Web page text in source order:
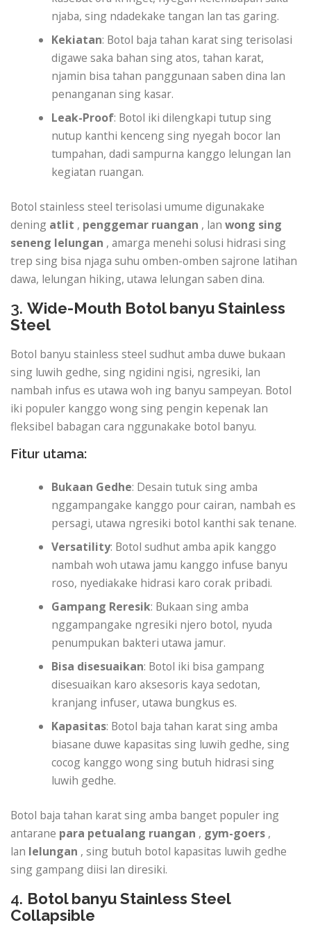
njaba, sing ndadekake tangan lan tas garing.
Kekiatan: Botol baja tahan karat sing terisolasi
digawe saka bahan sing atos, tahan karat,
njamin bisa tahan panggunaan saben dina lan
penanganan sing kasar.
Leak-Proof: Botol iki dilengkapi tutup sing
nutup kanthi kenceng sing nyegah bocor lan
tumpahan, dadi sampurna kanggo lelungan lan
kegiatan ruangan.
Botol stainless steel terisolasi umume digunakake
dening atlit , penggemar ruangan , lan wong sing
seneng lelungan , amarga menehi solusi hidrasi sing
trep sing bisa njaga suhu omben-omben sajrone latihan
dawa, lelungan hiking, utawa lelungan saben dina.
3. Wide-Mouth Botol banyu Stainless
Steel
Botol banyu stainless steel sudhut amba duwe bukaan
sing luwih gedhe, sing ngidini ngisi, ngresiki, lan
nambah infus es utawa woh ing banyu sampeyan. Botol
iki populer kanggo wong sing pengin kepenak lan
fleksibel babagan cara nggunakake botol banyu.
Fitur utama:
Bukaan Gedhe: Desain tutuk sing amba
nggampangake kanggo pour cairan, nambah es
persagi, utawa ngresiki botol kanthi sak tenane.
Versatility: Botol sudhut amba apik kanggo
nambah woh utawa jamu kanggo infuse banyu
roso, nyediakake hidrasi karo corak pribadi.
Gampang Reresik: Bukaan sing amba
nggampangake ngresiki njero botol, nyuda
penumpukan bakteri utawa jamur.
Bisa disesuaikan: Botol iki bisa gampang
disesuaikan karo aksesoris kaya sedotan,
kranjang infuser, utawa bungkus es.
Kapasitas: Botol baja tahan karat sing amba
biasane duwe kapasitas sing luwih gedhe, sing
cocog kanggo wong sing butuh hidrasi sing
luwih gedhe.
Botol baja tahan karat sing amba banget populer ing
antarane para petualang ruangan , gym-goers ,
lan lelungan , sing butuh botol kapasitas luwih gedhe
sing gampang diisi lan diresiki.
4. Botol banyu Stainless Steel
Collapsible